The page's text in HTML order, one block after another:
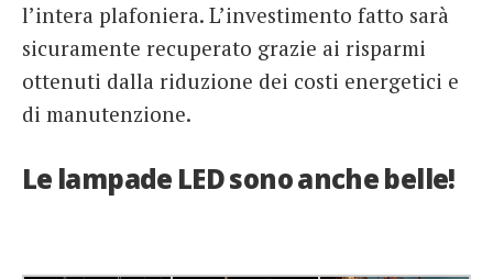
l’intera plafoniera. L’investimento fatto sarà
sicuramente recuperato grazie ai risparmi
ottenuti dalla riduzione dei costi energetici e
di manutenzione.
Le lampade LED sono anche belle!